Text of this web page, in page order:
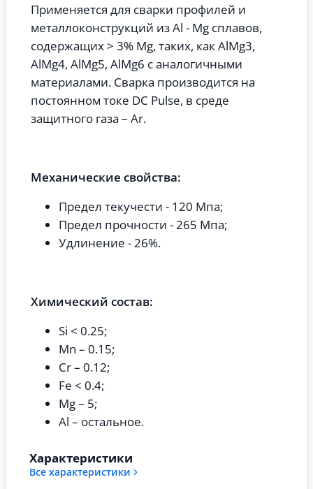
Применяется для сварки профилей и
металлоконструкций из Al - Mg сплавов,
содержащих > 3% Mg, таких, как AlMg3,
AlMg4, AlMg5, AlMg6 с аналогичными
материалами. Сварка производится на
постоянном токе DC Pulse, в среде
защитного газа – Ar.
Механические свойства:
Предел текучести - 120 Мпа;
Предел прочности - 265 Мпа;
Удлинение - 26%.
Химический состав:
Si < 0.25;
Mn – 0.15;
Cr – 0.12;
Fe < 0.4;
Mg – 5;
Al – остальное.
Характеристики
Все характеристики